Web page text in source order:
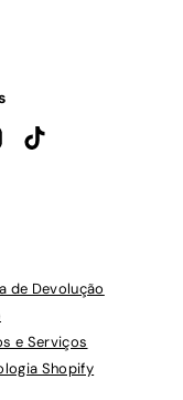
InstagramTikTok
de Devolução
e Serviços
Shopify